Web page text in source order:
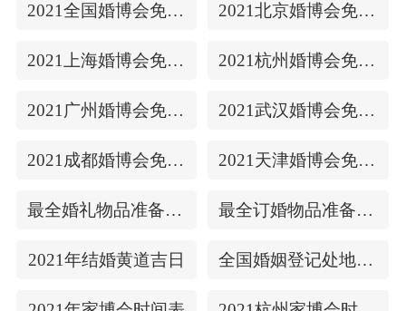
2021全国婚博会免费门票 2021北京婚博会免费门票
2021上海婚博会免费门票 2021杭州婚博会免费门票
2021广州婚博会免费门票 2021武汉婚博会免费门票
2021成都婚博会免费门票 2021天津婚博会免费门票
最全婚礼物品准备清单 最全订婚物品准备清单
2021年结婚黄道吉日 全国婚姻登记处地址/上下时间